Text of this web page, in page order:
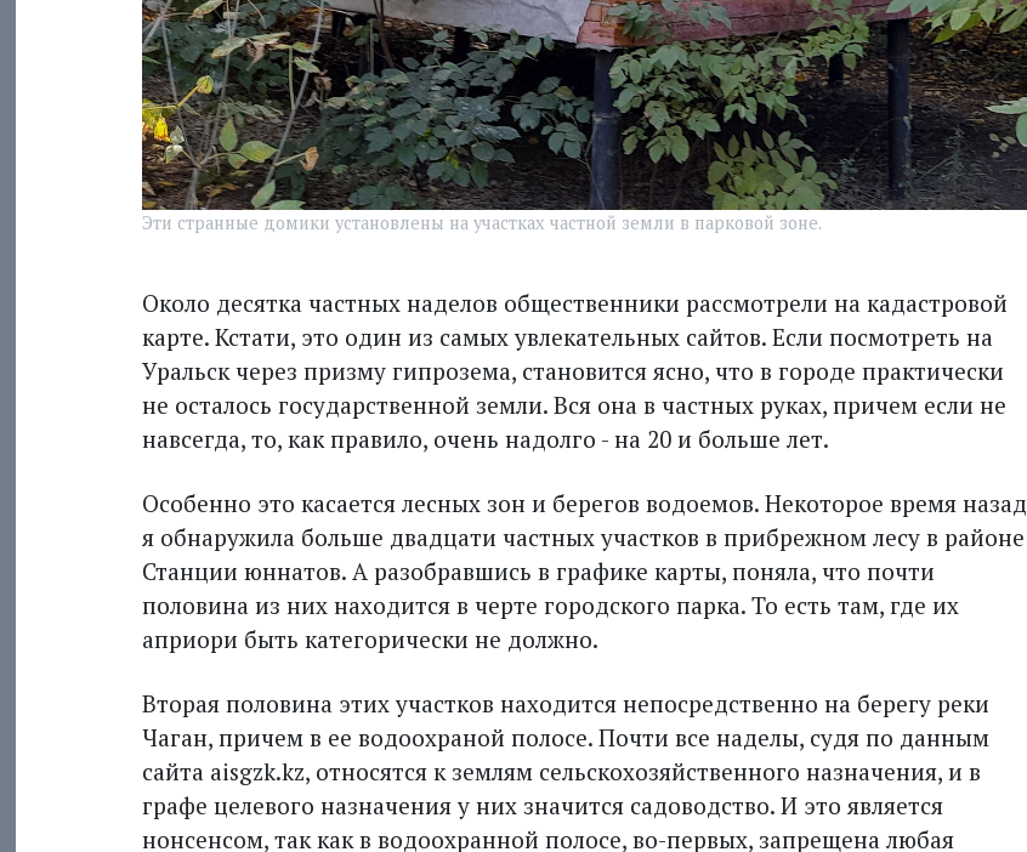
Эти странные домики установлены на участках частной земли в парковой зоне.
Около десятка частных наделов общественники рассмотрели на кадастровой
карте. Кстати, это один из самых увлекательных сайтов. Если посмотреть на
Уральск через призму гипрозема, становится ясно, что в городе практически
не осталось государственной земли. Вся она в частных руках, причем если не
навсегда, то, как правило, очень надолго - на 20 и больше лет.
Особенно это касается лесных зон и берегов водоемов. Некоторое время назад
я обнаружила больше двадцати частных участков в прибрежном лесу в районе
Станции юннатов. А разобравшись в графике карты, поняла, что почти
половина из них находится в черте городского парка. То есть там, где их
априори быть категорически не должно.
Вторая половина этих участков находится непосредственно на берегу реки
Чаган, причем в ее водоохраной полосе. Почти все наделы, судя по данным
сайта aisgzk.kz, относятся к землям сельскохозяйственного назначения, и в
графе целевого назначения у них значится садоводство. И это является
нонсенсом, так как в водоохранной полосе, во-первых, запрещена любая